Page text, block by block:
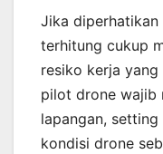
Jika
terhitung cukup
resiko kerja
pilot drone wajib
lapangan,
kondisi drone